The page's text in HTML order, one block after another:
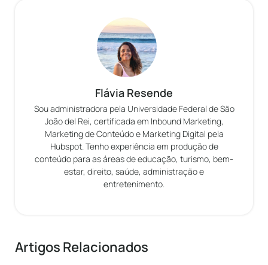
Flávia Resende
Sou administradora pela Universidade Federal de São
João del Rei, certificada em Inbound Marketing,
Marketing de Conteúdo e Marketing Digital pela
Hubspot. Tenho experiência em produção de
conteúdo para as áreas de educação, turismo, bem-
estar, direito, saúde, administração e
entretenimento.
Artigos Relacionados